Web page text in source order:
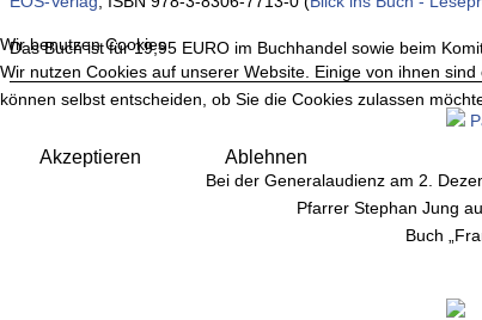
Das Buch ist für 19,95 EURO im Buchhandel sowie beim
Bei der Generalaudienz am 2.
Pfarrer Stephan Jung
Buch
Wir benutzen Cookies
Wir nutzen Cookies auf unserer Website. Einige von ihnen
können selbst entscheiden, ob Sie die Cookies zulassen
Akzeptieren Ablehnen